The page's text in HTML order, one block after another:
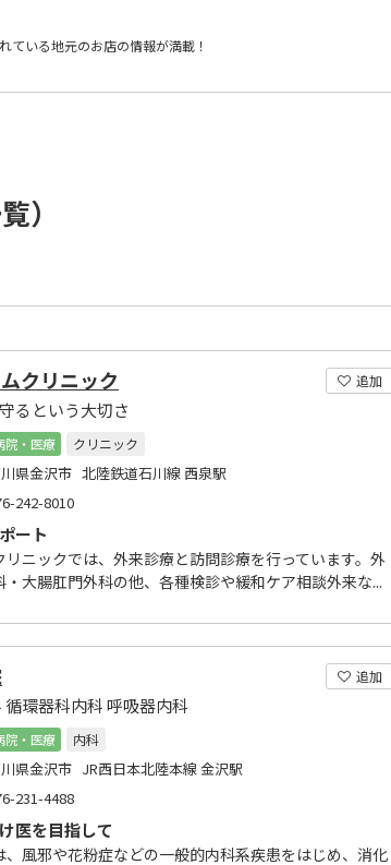
ている地元のお店の情報が満載！
）
追加
クリニック
るという大切さ
院・医療
クリニック
県金沢市 北陸鉄道石川線 西泉駅
242-8010
ート
リニックでは、外来診療と訪問診療を行っています。外
大腸肛門外科の他、各種検診や緩和ケア相談外来な...
追加
循環器科内科 呼吸器内科
院・医療
内科
県金沢市 JR西日本北陸本線 金沢駅
231-4488
医を目指して
、風邪や花粉症などの一般的内科系疾患をはじめ、消化